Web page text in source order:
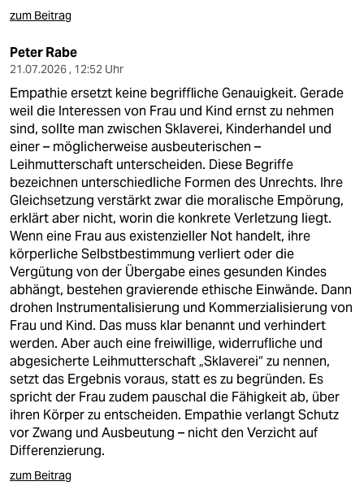
zum Beitrag
Peter Rabe
21.07.2026 , 12:52 Uhr
Empathie ersetzt keine begriffliche Genauigkeit. Gerade
weil die Interessen von Frau und Kind ernst zu nehmen
sind, sollte man zwischen Sklaverei, Kinderhandel und
einer – möglicherweise ausbeuterischen –
Leihmutterschaft unterscheiden. Diese Begriffe
bezeichnen unterschiedliche Formen des Unrechts. Ihre
Gleichsetzung verstärkt zwar die moralische Empörung,
erklärt aber nicht, worin die konkrete Verletzung liegt.
Wenn eine Frau aus existenzieller Not handelt, ihre
körperliche Selbstbestimmung verliert oder die
Vergütung von der Übergabe eines gesunden Kindes
abhängt, bestehen gravierende ethische Einwände. Dann
drohen Instrumentalisierung und Kommerzialisierung von
Frau und Kind. Das muss klar benannt und verhindert
werden. Aber auch eine freiwillige, widerrufliche und
abgesicherte Leihmutterschaft „Sklaverei“ zu nennen,
setzt das Ergebnis voraus, statt es zu begründen. Es
spricht der Frau zudem pauschal die Fähigkeit ab, über
ihren Körper zu entscheiden. Empathie verlangt Schutz
vor Zwang und Ausbeutung – nicht den Verzicht auf
Differenzierung.
zum Beitrag